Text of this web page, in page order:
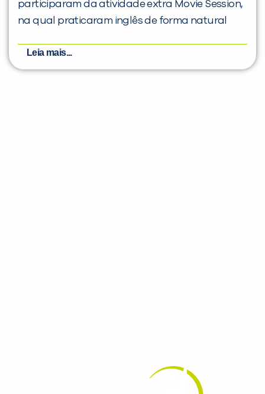
participaram da atividade extra Movie Session,
na qual praticaram inglês de forma natural
Leia mais...